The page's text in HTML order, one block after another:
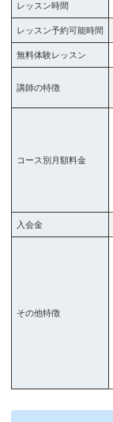
レッスン時間
レッスン予約可能時間
無料体験レッスン
講師の特徴
コース別月額料金
入会金
その他特徴